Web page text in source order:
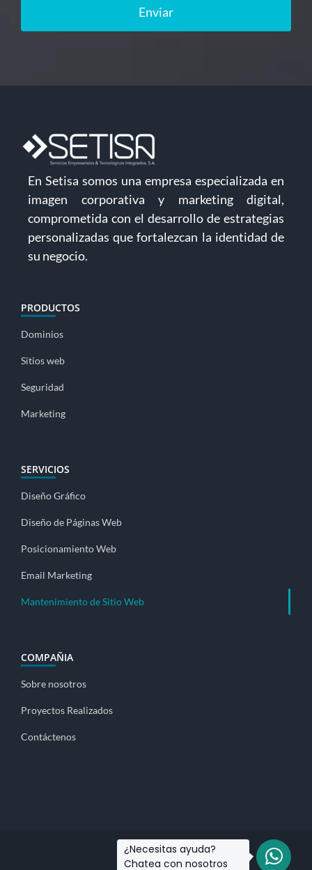
Enviar
En Setisa somos una empresa especializada en
imagen corporativa y marketing digital,
comprometida con el desarrollo de estrategias
personalizadas que fortalezcan la identidad de
su negocio.
PRODUCTOS
Dominios
Sitios web
Seguridad
Marketing
SERVICIOS
Diseño Gráfico
Diseño de Páginas Web
Posicionamiento Web
Email Marketing
Mantenimiento de Sitio Web
COMPAÑIA
Sobre nosotros
Proyectos Realizados
Contáctenos
FacebookInstagram
¿Necesitas ayuda?
Chatea con nosotros